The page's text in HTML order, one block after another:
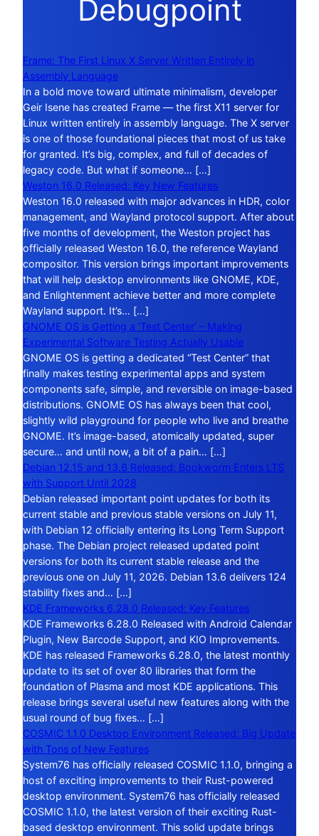
Debugpoint
Frame: The First Linux X Server Written Entirely in
Assembly Language
In a bold move toward ultimate minimalism, developer
Geir Isene has created Frame — the first X11 server for
Linux written entirely in assembly language. The X server
is one of those foundational pieces that most of us take
for granted. It’s big, complex, and full of decades of
legacy code. But what if someone… […]
Weston 16.0 Released: Key New Features
Weston 16.0 released with major advances in HDR, color
management, and Wayland protocol support. After about
five months of development, the Weston project has
officially released Weston 16.0, the reference Wayland
compositor. This version brings important improvements
that will help desktop environments like GNOME, KDE,
and Enlightenment achieve better and more complete
Wayland support. It’s… […]
GNOME OS is Getting a ‘Test Center’ – Making
Experimental Software Testing Actually Usable
GNOME OS is getting a dedicated “Test Center” that
finally makes testing experimental apps and system
components safe, simple, and reversible on image-based
distributions. GNOME OS has always been that cool,
slightly wild playground for people who live and breathe
GNOME. It’s image-based, atomically updated, super
secure… and until now, a bit of a pain… […]
Debian 12.15 and 13.6 Released: Bookworm Enters LTS
with Support Until 2028
Debian released important point updates for both its
current stable and previous stable versions on July 11,
with Debian 12 officially entering its Long Term Support
phase. The Debian project released updated point
versions for both its current stable release and the
previous one on July 11, 2026. Debian 13.6 delivers 124
stability fixes and… […]
KDE Frameworks 6.28.0 Released: Key Features
KDE Frameworks 6.28.0 Released with Android Calendar
Plugin, New Barcode Support, and KIO Improvements.
KDE has released Frameworks 6.28.0, the latest monthly
update to its set of over 80 libraries that form the
foundation of Plasma and most KDE applications. This
release brings several useful new features along with the
usual round of bug fixes… […]
COSMIC 1.1.0 Desktop Environment Released: Big Update
with Tons of New Features
System76 has officially released COSMIC 1.1.0, bringing a
host of exciting improvements to their Rust-powered
desktop environment. System76 has officially released
COSMIC 1.1.0, the latest version of their exciting Rust-
based desktop environment. This solid update brings